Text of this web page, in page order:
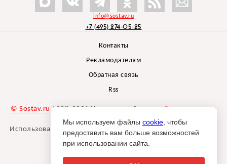
info@sostav.ru
+7 (495) 274-05-25
Контакты
Рекламодателям
Обратная связь
Rss
© Sostav.ru 1998-2026 Независимый проектбрендингового
агентства Depot
Использование материалов Sostav.ru допустимо только при
указании источника.
Мы используем файлы cookie , чтобы
предоставить вам больше возможностей
при использовании сайта.